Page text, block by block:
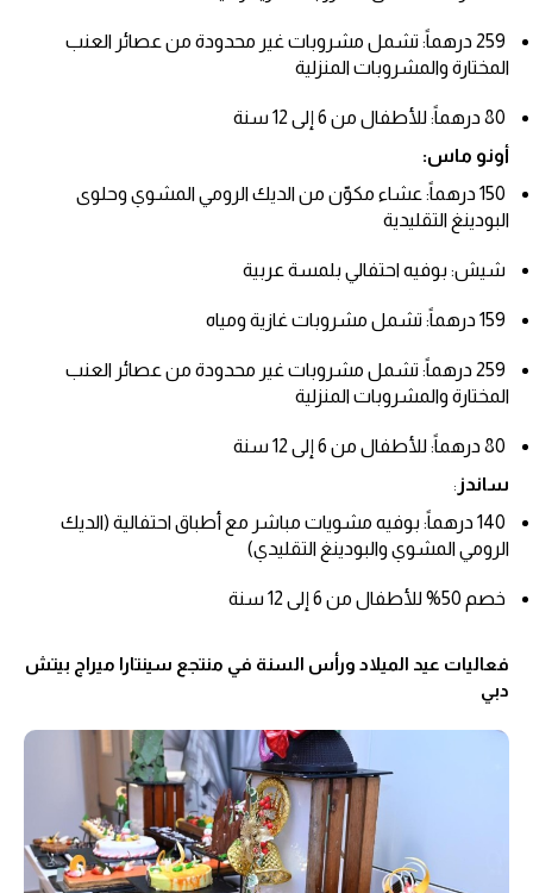
259 درهماً: تشمل مشروبات غير محدودة من عصائر العنب
المختارة والمشروبات المنزلية
أونو ماس:
150 درهماً: عشاء مكوّن من الديك الرومي المشوي وحلوى
البودينغ التقليدية
شيش: بوفيه احتفالي بلمسة عربية
259 درهماً: تشمل مشروبات غير محدودة من عصائر العنب
المختارة والمشروبات المنزلية
ساندز :
140 درهماً: بوفيه مشويات مباشر مع أطباق احتفالية (الديك
الرومي المشوي والبودينغ التقليدي)
خصم 50% للأطفال من 6 إلى 12 سنة
فعاليات عيد الميلاد ورأس السنة في منتجع سينتارا ميراج بيتش
دبي